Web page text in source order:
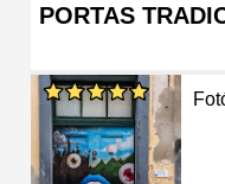
PORTAS